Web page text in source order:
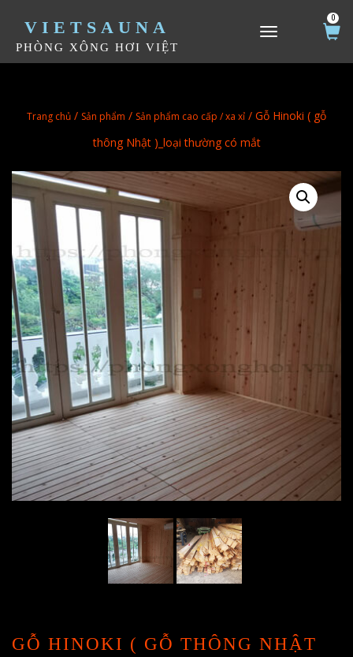
VIETSAUNA
PHÒNG XÔNG HƠI VIỆT
TOGGLE NAVIGATION
0
Trang chủ / Sản phẩm / Sản phẩm cao cấp / xa xỉ / Gỗ Hinoki ( gỗ
thông Nhật )_loại thường có mắt
GỖ HINOKI ( GỖ THÔNG NHẬT